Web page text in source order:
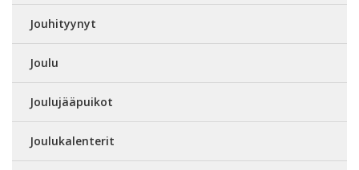
Jouhityynyt
Joulu
Joulujääpuikot
Joulukalenterit